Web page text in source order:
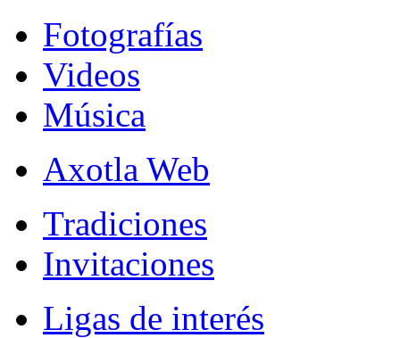
Fotografías
Videos
Música
Axotla Web
Tradiciones
Invitaciones
Ligas de interés